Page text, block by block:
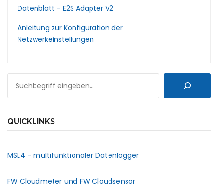
Datenblatt – E2S Adapter V2
Anleitung zur Konfiguration der
Netzwerkeinstellungen
QUICKLINKS
MSL4 - multifunktionaler Datenlogger
FW Cloudmeter und FW Cloudsensor